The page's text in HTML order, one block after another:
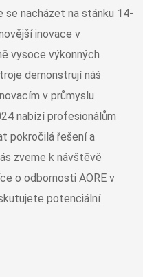
se nacházet na stánku 14-
inovace v
vysoce výkonných
demonstrují náš
v průmyslu
nabízí profesionálům
pokročilá řešení a
zveme k návštěvě
o odbornosti AORE v
potenciální